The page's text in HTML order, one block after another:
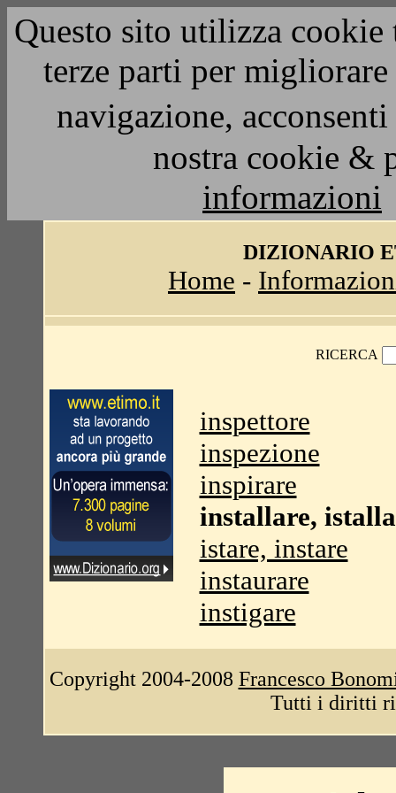
Questo sito utilizza
terze parti per
navigazione,
nostra cookie &
informazioni
DIZIONARIO
Home -
RICERCA
inspettore
inspezione
inspirare
installare,
istare, instare
instaurare
instigare
Copyright 2004-2008 Francesco
Tutti i diritti